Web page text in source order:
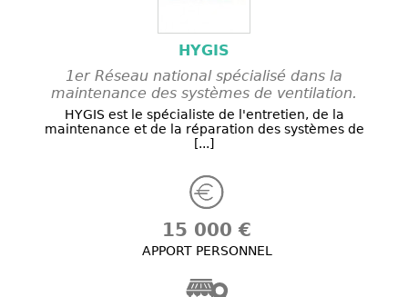
HYGIS
1er Réseau national spécialisé dans la
maintenance des systèmes de ventilation.
HYGIS est le spécialiste de l'entretien, de la
maintenance et de la réparation des systèmes de
[...]
15 000 €
APPORT PERSONNEL